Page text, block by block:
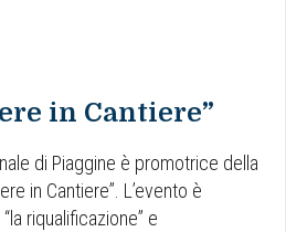
in Cantiere”
di Piaggine è promotrice della
in Cantiere”. L’evento è
riqualificazione” e